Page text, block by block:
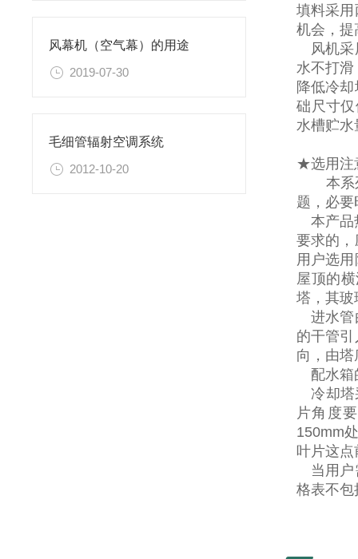
风幕机（空气幕）的用途
2019-07-30
毛细管辐射空调系统
2012-10-20
填料采
机会，提
风机采
水不打
降低冷
础尺寸
水槽贮水
★选用注
本系列
题，必
本产品
要求的
用户选
屋顶的
塔，其玻
进水管
的干管
向，由
配水箱
冷却塔
片角度
150mm
叶片这
当用户
格表不包